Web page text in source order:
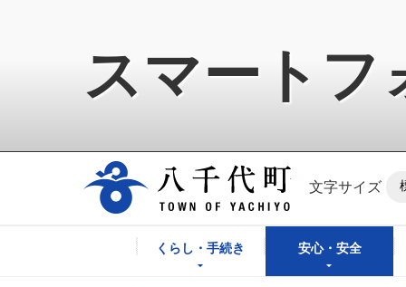
スマートフ
八千代町公式ホ
文字サイズ
くらし・手続き 安心・安全